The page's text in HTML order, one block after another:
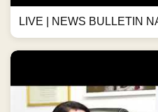
LIVE | NEWS BULLETIN